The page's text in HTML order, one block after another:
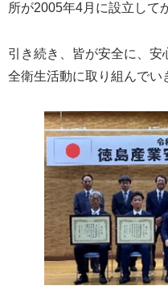
所が2005年4月に設立して
引き続き、皆が安全に、
全衛生活動に取り組んでい